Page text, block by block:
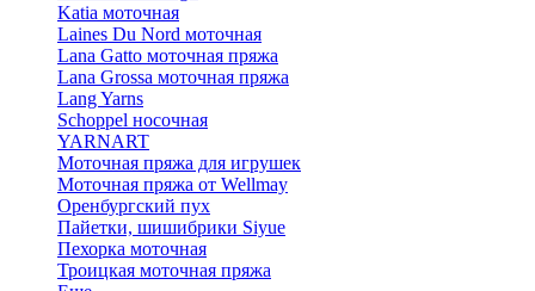
Katia моточная
Laines Du Nord моточная
Lana Gatto моточная пряжа
Lana Grossa моточная пряжа
Lang Yarns
Schoppel носочная
YARNART
Моточная пряжа для игрушек
Моточная пряжа от Wellmay
Оренбургский пух
Пайетки, шишибрики Siyue
Пехорка моточная
Троицкая моточная пряжа